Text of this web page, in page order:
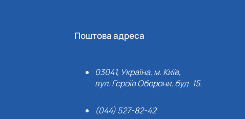
Поштова адреса
03041, Україна, м. Київ,
вул. Героїв Оборони, буд. 15.
(044) 527-82-42